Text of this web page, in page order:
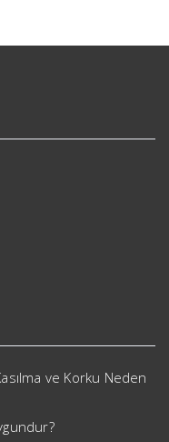
ve Korku Neden